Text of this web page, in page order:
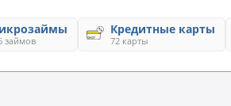
займов
Кредитные карты
72 карты